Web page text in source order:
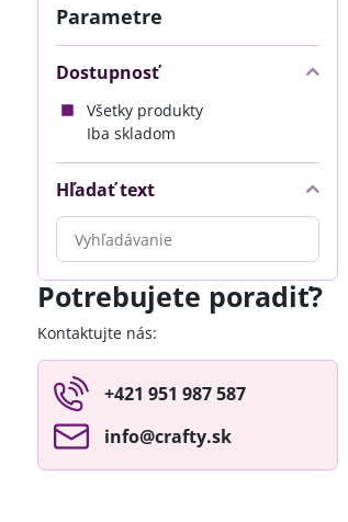
Parametre
Dostupnosť
Všetky produkty
Iba skladom
Hľadať text
Prehľadať
výsledky
filtra
fulltextom
Potrebujete poradiť?
Kontaktujte nás:
+421 951 987 587
info​@crafty​.sk